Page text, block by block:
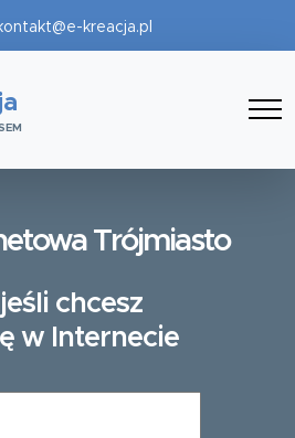
kreacja.pl
Trójmiasto
chcesz
w Internecie